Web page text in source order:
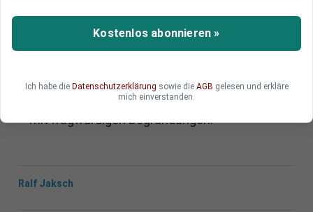
Instrument der Verschleierung“
Der Präsident des Bundes der Steuerzahler warnt
im DWN-Gespräch vor einer Aushöhlung der
dehnen Regierungen auf Bundes- und
Landesebene immer häufiger den Haushalt aus
– mit fragwürdigen Begründungen.
Ralf Jaksch
Kostenlos abonnieren »
Ich habe die Datenschutzerklärung sowie die AGB gelesen und erkläre
mich einverstanden.